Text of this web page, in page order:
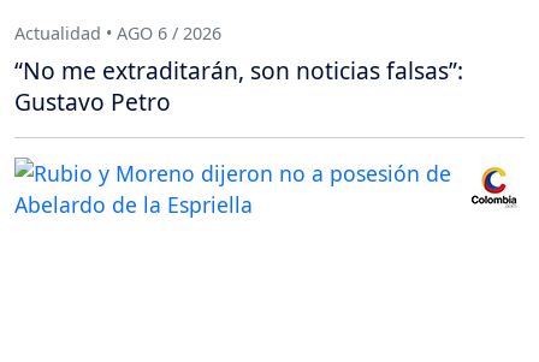
Actualidad • AGO 6 / 2026
“No me extraditarán, son noticias falsas”:
Gustavo Petro